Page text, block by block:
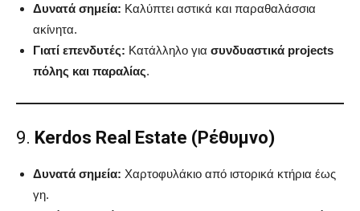
Δυνατά σημεία: Καλύπτει αστικά και παραθαλάσσια
ακίνητα.
Γιατί επενδυτές: Κατάλληλο για συνδυαστικά projects
πόλης και παραλίας.
9. Kerdos Real Estate (Ρέθυμνο)
Δυνατά σημεία: Χαρτοφυλάκιο από ιστορικά κτήρια έως
γη.